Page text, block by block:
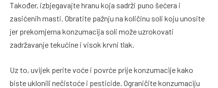
Također, izbjegavajte hranu koja sadrži puno šećera i
zasićenih masti. Obratite pažnju na količinu soli koju unosite
jer prekomjerna konzumacija soli može uzrokovati
zadržavanje tekućine i visok krvni tlak.
Uz to, uvijek perite voće i povrće prije konzumacije kako
biste uklonili nečistoće i pesticide. Ograničite konzumaciju